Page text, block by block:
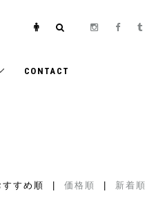
CONTACT
すすめ順 |価格順 新着順